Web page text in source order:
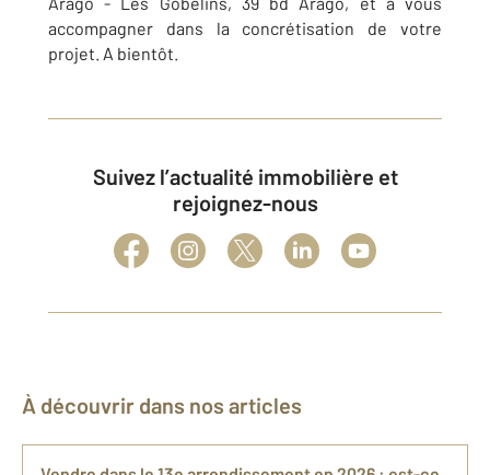
accompagner dans la concrétisation de votre
projet. A bientôt.
Suivez l’actualité immobilière et
rejoignez-nous
À découvrir dans nos articles